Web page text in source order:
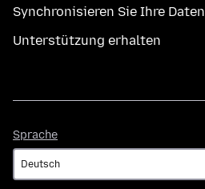
Synchronisieren Sie Ihre Daten
Unterstützung erhalten
Sprache